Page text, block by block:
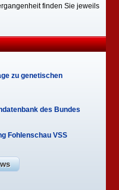
finden Sie jeweils
zu genetischen
des Bundes
Fohlenschau VSS